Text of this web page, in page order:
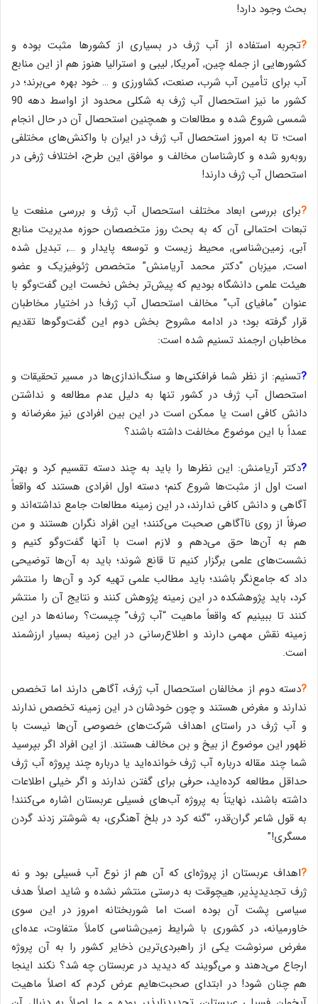
بحث وجود دارد!
?تجربه استفاده از آب ژرف در بسیاری از کشورها مثبت بوده و
کشورهایی از جمله چین, آمریکا, لیبی و استرالیا هنوز هم از این منابع
آب برای تأمین آب شرب، صنعت، کشاورزی و … خود بهره می‌برند؛ در
کشور ما نیز استحصال آب ژرف به شکلی محدود از اواسط دهه 90
شمسی شروع شده و مطالعات و همچنین استحصال آن در حال انجام
است؛ تا به امروز استحصال آب ژرف در ایران با واکنش‌های مختلفی
رو‌به‌رو شده و کارشناسان مخالف و موافق این طرح، اختلاف ژرفی در
استحصال آب ژرف دارند!
?برای بررسی ابعاد مختلف استحصال آب ژرف و بررسی منفعت یا
تبعات احتمالی آن که به بحث روز متخصصان حوزه مدیریت منابع
آبی, زمین‌شناسی, محیط زیست و توسعه پایدار و …, تبدیل شده
است, میزبان “دکتر محمد آریامنش” متخصص ژئوفیزیک و عضو
هیئت علمی دانشگاه بودیم که پیش‌تر بخش نخست این گفت‌وگو با
عنوان “مافیای آب” مخالف استحصال آب ژرف! در اختیار مخاطبان
قرار گرفته بود؛ در ادامه مشروح بخش دوم این گفت‌و‌گوها تقدیم
مخاطبان ارجمند تسنیم شده است:
?تسنیم: از نظر شما فرافکنی‌ها و سنگ‌اندازی‌ها در مسیر تحقیقات و
استحصال آب ژرف در کشور تنها به دلیل عدم مطالعه و نداشتن
دانش کافی است یا ممکن است در این بین افرادی نیز مغرضانه و
عمداً با این موضوع مخالفت داشته باشند؟
?دکتر آریامنش: این نظرها را باید به چند دسته تقسیم کرد و بهتر
است اول از مثبت‌ها شروع کنم؛ دسته اول افرادی هستند که واقعاً
آگاهی و دانش کافی ندارند، در این زمینه مطالعات جامع نداشته‌اند و
صرفاً از روی ناآگاهی صحبت می‌کنند؛ این افراد نگران هستند و من
هم به آن‌ها حق می‌دهم و لازم است با آنها گفت‌وگو کنیم و
نشست‌های علمی برگزار کنیم تا قانع شوند؛ باید به آن‌ها توضیحی
داد که جامع‌نگر باشند؛ باید مطالب علمی تهیه کرد و آن‌ها را منتشر
کرد، باید پژوهشکده در این زمینه پژوهش کنند و نتایج آن را منتشر
کنند تا ببینیم که واقعاً ماهیت “آب ژرف” چیست؟ رسانه‌ها در این
زمینه نقش مهمی دارند و اطلاع‌رسانی در این زمینه بسیار ارزشمند
است.
?دسته دوم از مخالفان استحصال آب ژرف، آگاهی دارند اما تخصص
ندارند و مغرض هستند و چون خودشان در این زمینه تخصص ندارند
و آب ژرف در راستای اهداف شرکت‌های خصوصی آن‌ها نیست با
ظهور این موضوع از بیخ و بن مخالف هستند. از این افراد اگر بپرسید
شما چند مقاله درباره آب ژرف خوانده‌اید یا درباره چند پروژه آب ژرف
حداقل مطالعه کرده‌اید، حرفی برای گفتن ندارند و اگر خیلی اطلاعات
داشته باشند، نهایتاً به پروژه آب‌های فسیلی عربستان اشاره می‌کنند!
به قول شاعر گران‌قدر، “گنه کرد در بلخ آهنگری، به شوشتر زدند گردن
مسگری!”
?اهداف عربستان از پروژه‌‌ای که آن هم از نوع آب فسیلی بود و نه
ژرف تجدید‌پذیر, هیچوقت به درستی منتشر نشده و شاید اصلاً هدف
سیاسی پشت آن بوده است اما شوربختانه امروز در این سوی
خاورمیانه، در کشوری با شرایط زمین‌شناسی کاملاً متفاوت، عده‌ای
مغرض سرنوشت یکی از راهبردی‌ترین ذخایر کشور را به آن پروژه
ارجاع می‌دهند و می‌گویند که دیدید در عربستان چه شد؟ نکند اینجا
هم چنان شود! در ابتدای صحبت‌هایم عرض کردم که اصلاً ماهیت